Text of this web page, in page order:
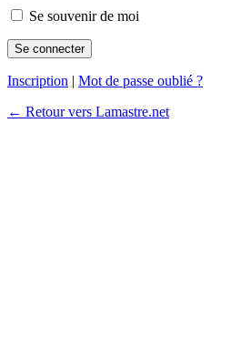
Se souvenir de moi
Inscription | Mot de passe oublié ?
← Retour vers Lamastre.net